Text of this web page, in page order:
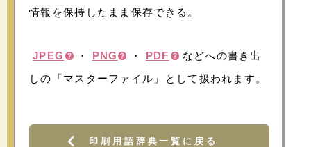
情報を保持したまま保存できる。
JPEG ・ PNG ・ PDF
などへの書き出
しの「マスターファイル」として扱われます。
印刷用語辞典一覧に戻る